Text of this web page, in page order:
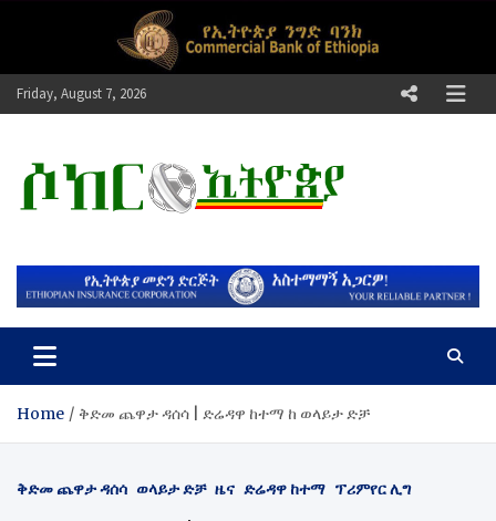
Friday, August 7, 2026
ሶከር ኢትዮጵያ
Home ቅድመ ጨዋታ ዳሰሳ | ድሬዳዋ ከተማ ከ ወላይታ ድቻ
ቅድመ ጨዋታ ዳሰሳ ወላይታ ድቻ ዜና ድሬዳዋ ከተማ ፕሪምየር ሊግ